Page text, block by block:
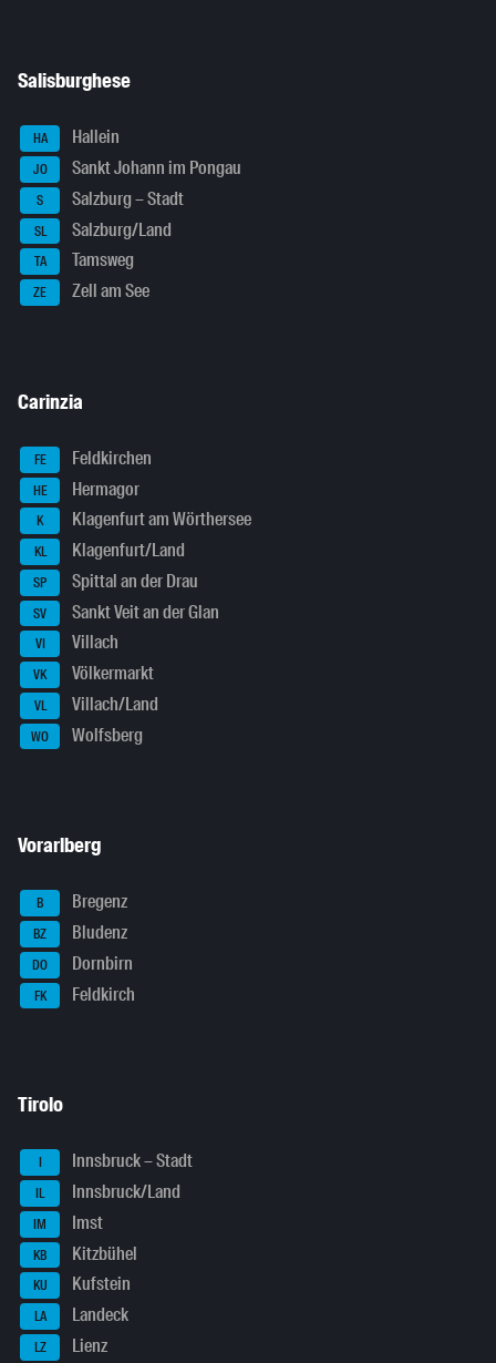
Salisburghese
HA Hallein
JO Sankt Johann im Pongau
S Salzburg – Stadt
SL Salzburg/Land
TA Tamsweg
ZE Zell am See
Carinzia
FE Feldkirchen
HE Hermagor
K Klagenfurt am Wörthersee
KL Klagenfurt/Land
SP Spittal an der Drau
SV Sankt Veit an der Glan
VI Villach
VK Völkermarkt
VL Villach/Land
WO Wolfsberg
Vorarlberg
B Bregenz
BZ Bludenz
DO Dornbirn
FK Feldkirch
Tirolo
I Innsbruck – Stadt
IL Innsbruck/Land
IM Imst
KB Kitzbühel
KU Kufstein
LA Landeck
LZ Lienz